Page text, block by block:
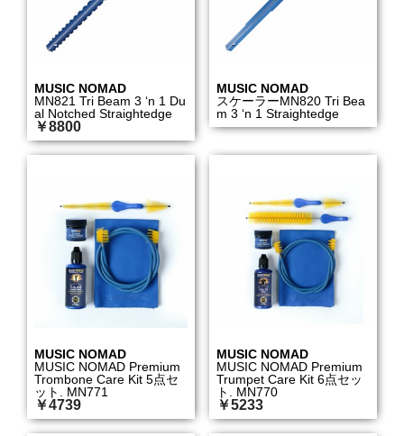
MUSIC NOMAD
MN821 Tri Beam 3 ‘n 1 Du
al Notched Straightedge
￥8800
MUSIC NOMAD
スケーラーMN820 Tri Bea
m 3 ‘n 1 Straightedge
MUSIC NOMAD
MUSIC NOMAD Premium
Trombone Care Kit 5点セ
ット. MN771
￥4739
MUSIC NOMAD
MUSIC NOMAD Premium
Trumpet Care Kit 6点セッ
ト. MN770
￥5233